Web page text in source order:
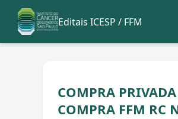
Editais ICESP / FFM
COMPRA
COMPRA FFM